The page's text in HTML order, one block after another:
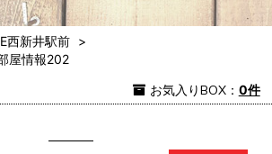
西新井駅前 >
屋情報202
お気入りBOX： 0件